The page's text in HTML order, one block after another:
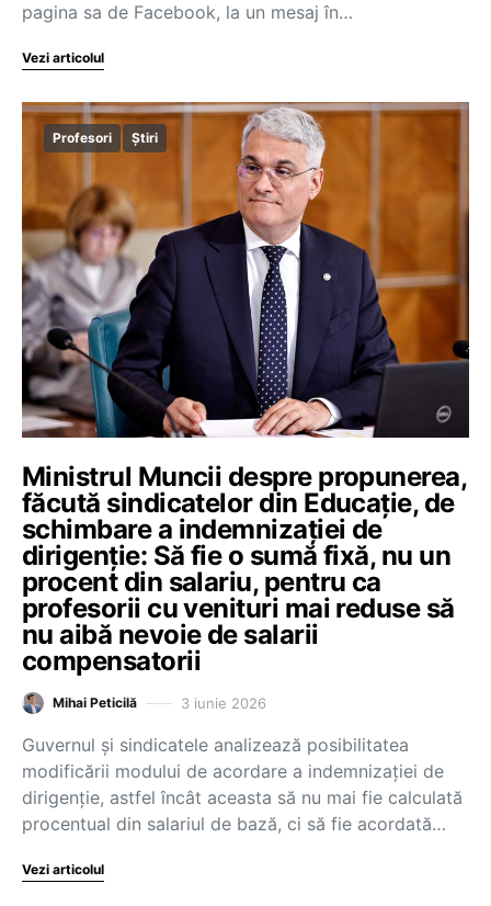
pagina sa de Facebook, la un mesaj în…
Vezi articolul
Profesori Știri
Ministrul Muncii despre propunerea,
făcută sindicatelor din Educație, de
schimbare a indemnizației de
dirigenție: Să fie o sumă fixă, nu un
procent din salariu, pentru ca
profesorii cu venituri mai reduse să
nu aibă nevoie de salarii
compensatorii
Mihai Peticilă 3 iunie 2026
Guvernul și sindicatele analizează posibilitatea
modificării modului de acordare a indemnizației de
dirigenție, astfel încât aceasta să nu mai fie calculată
procentual din salariul de bază, ci să fie acordată…
Vezi articolul